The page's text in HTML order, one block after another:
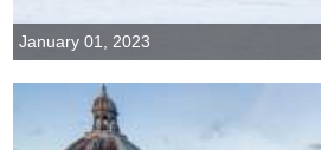
January 01, 2023